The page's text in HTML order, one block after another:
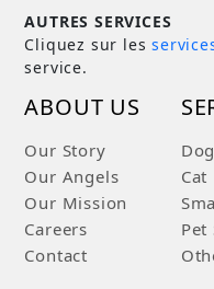
AUTRES SERVICES
Cliquez sur les
service.
ABOUT US
Our Story
Our Angels
Our Mission
Careers
Contact
Dog
Cat
Pet